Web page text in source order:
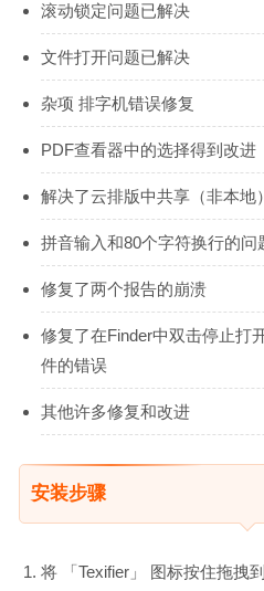
滚动锁定问题已解决
文件打开问题已解决
杂项 排字机错误修复
PDF查看器中的选择得到改进
解决了云排版中共享（非本地
拼音输入和80个字符换行的问
修复了两个报告的崩溃
修复了在Finder中双击停止打
件的错误
其他许多修复和改进
安装步骤
将 「Texifier」 图标按住拖拽